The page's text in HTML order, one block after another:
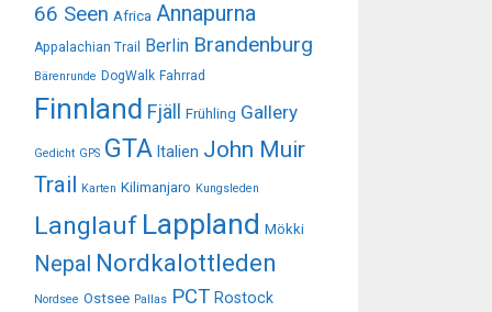
66 Seen Africa Annapurna
Appalachian Trail Berlin Brandenburg
Bärenrunde DogWalk Fahrrad
Finnland Fjäll Frühling Gallery
Gedicht GPS GTA Italien John Muir
Trail Karten Kilimanjaro Kungsleden
Langlauf Lappland Mökki
Nepal Nordkalottleden
Nordsee Ostsee Pallas PCT Rostock